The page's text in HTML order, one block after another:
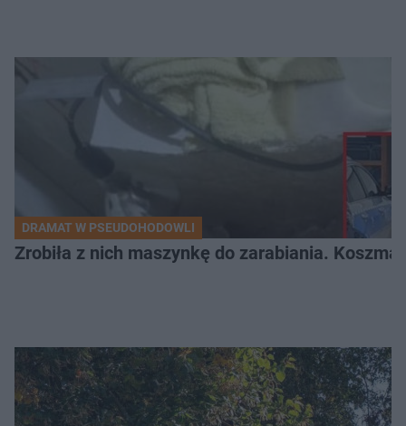
DRAMAT W PSEUDOHODOWLI
Zrobiła z nich maszynkę do zarabiania.